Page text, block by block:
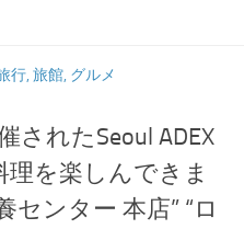
行, 旅館, グルメ
されたSeoul ADEX
理を楽しんできま
センター 本店” “ロ